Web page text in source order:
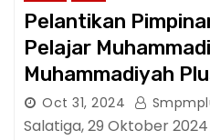
Pelantikan
Pelajar
Muhammadiyah
2024–2025
Oct 31, 2024
Salatiga, 29 Oktober